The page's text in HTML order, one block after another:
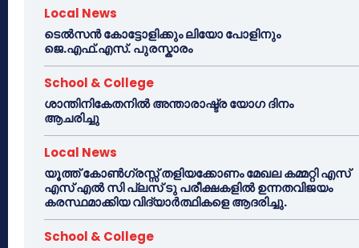
Local News
ടെൽസൻ കോട്ടോളിക്കും ലിയോ പോളിനും
ജെ.എഫ്.എസ്. പുരസ്കാരം
School & College
ശാന്തിനികേതനിൽ അന്താരാഷ്ട്ര യോഗ ദിനം
ആചരിച്ചു
Local News
യൂത്ത് കോൺഗ്രസ്സ് തളിയക്കോണം മേഖല കമ്മറ്റി എസ്
എസ് എൽ സി പ്ലസ് ടു പരീക്ഷകളിൽ ഉന്നതവിജയം
കരസ്ഥമാക്കിയ വിദ്യാർത്ഥികളെ ആദരിച്ചു.
School & College